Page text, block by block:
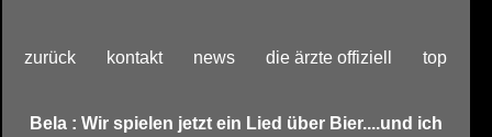
zurück kontakt news die ärzte offiziell top
Bela : Wir spielen jetzt ein Lied über Bier....und ich